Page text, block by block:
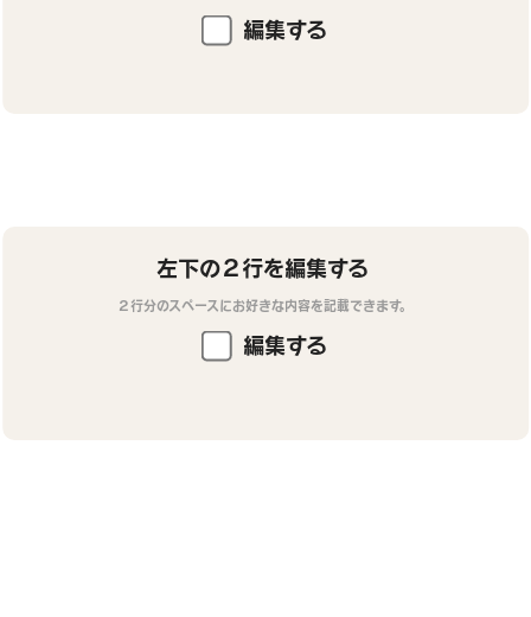
編集する
左下の２行を編集する
２行分のスペースにお好きな内容を記載できます。
編集する